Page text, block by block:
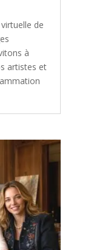
de
à
artistes et